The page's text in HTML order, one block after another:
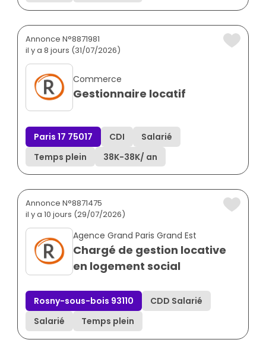
Annonce N°8871981
il y a 8 jours (31/07/2026)
Commerce
Gestionnaire locatif
Paris 17 75017 CDI
Salarié
Temps plein
38K-38K/ an
Annonce N°8871475
il y a 10 jours (29/07/2026)
Agence Grand Paris Grand Est
Chargé de gestion locative
en logement social
Rosny-sous-bois 93110
CDD Salarié
Salarié
Temps plein